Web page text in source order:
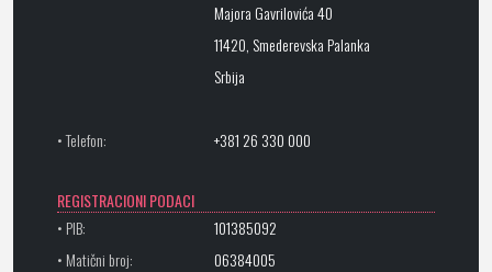
Majora Gavrilovića 40
11420, Smederevska Palanka
Srbija
• Telefon: +381 26 330 000
REGISTRACIONI PODACI
• PIB:
101385092
• Matični broj:
06384005